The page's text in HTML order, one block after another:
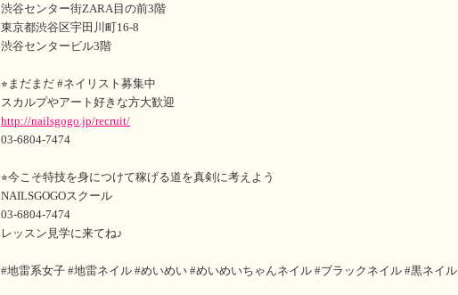
渋谷センター街ZARA目の前3階
東京都渋谷区宇田川町16-8
渋谷センタービル3階
⭐︎まだまだ #ネイリスト募集中
スカルプやアート好きな方大歓迎
http://nailsgogo.jp/recruit/
03-6804-7474
⭐︎今こそ特技を身につけて稼げる道を真剣に考えよう
NAILSGOGOスクール
03-6804-7474
レッスン見学に来てね♪
#地雷系女子 #地雷ネイル #めいめい #めいめいちゃんネイル #ブラックネイル #黒ネイル